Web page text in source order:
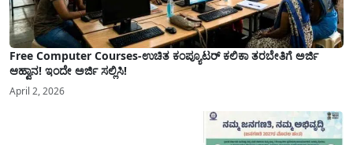
Free Computer Courses-ಉಚಿತ ಕಂಪ್ಯೂಟರ್ ಕಲಿಕಾ ತರಬೇತಿಗೆ ಅರ್ಜಿ
ಆಹ್ವಾನ! ಇಂದೇ ಅರ್ಜಿ ಸಲ್ಲಿಸಿ!
April 2, 2026